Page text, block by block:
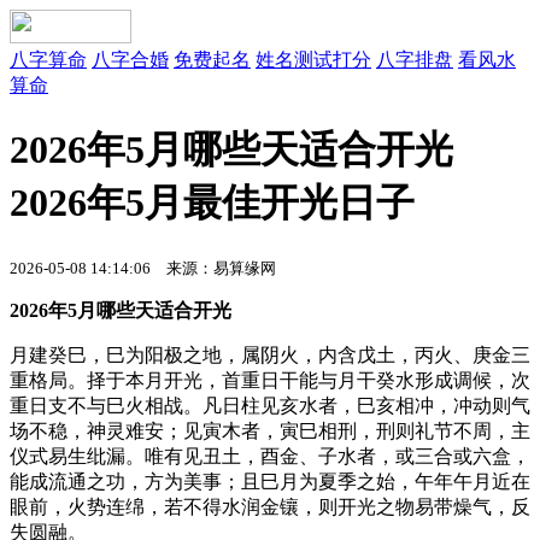
八字算命 八字合婚 免费起名 姓名测试打分 八字排盘 看风水
算命
2026年5月哪些天适合开光
2026年5月最佳开光日子
2026-05-08 14:14:06 来源：易算缘网
2026年5月哪些天适合开光
月建癸巳，巳为阳极之地，属阴火，内含戊土，丙火、庚金三
重格局。择于本月开光，首重日干能与月干癸水形成调候，次
重日支不与巳火相战。凡日柱见亥水者，巳亥相冲，冲动则气
场不稳，神灵难安；见寅木者，寅巳相刑，刑则礼节不周，主
仪式易生纰漏。唯有见丑土，酉金、子水者，或三合或六盒，
能成流通之功，方为美事；且巳月为夏季之始，午年午月近在
眼前，火势连绵，若不得水润金镶，则开光之物易带燥气，反
失圆融。